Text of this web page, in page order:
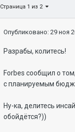
Страница 1 из 2
Опубликовано:29 ноя
Разрабы, колитесь!
Forbes сообщил о
с планируемым
Ну-ка, делитесь
обойдётся?))